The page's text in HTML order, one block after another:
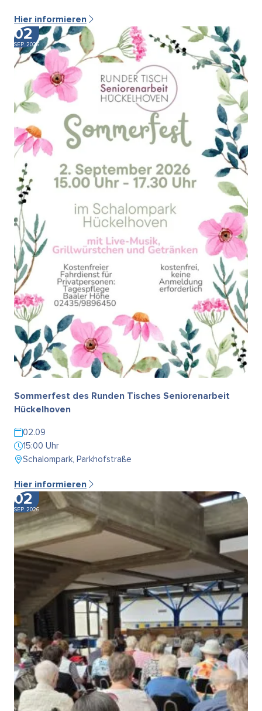
Hier informieren
02
SEP. 2026
Sommerfest des Runden Tisches Seniorenarbeit
Hückelhoven
02.09
15:00 Uhr
Schalompark, Parkhofstraße
Hier informieren
02
SEP. 2026